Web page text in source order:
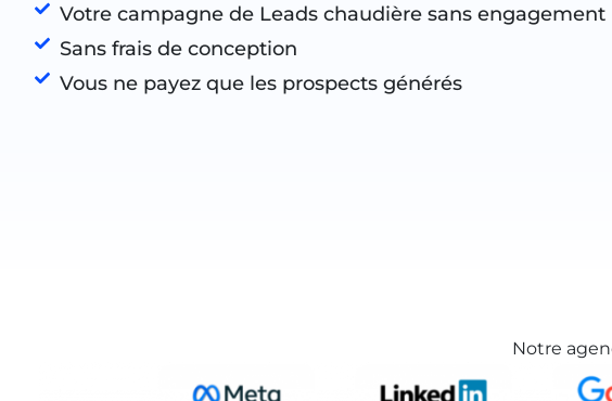
Votre campagne de Leads chaudière sans engagement
Sans frais de conception
Vous ne payez que les prospects générés
Notre